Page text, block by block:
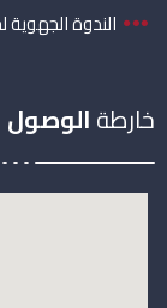
الندوة
خارطةالوصول